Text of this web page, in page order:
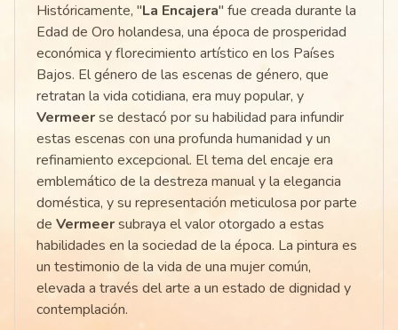
Históricamente, "La Encajera" fue creada durante la
Edad de Oro holandesa, una época de prosperidad
económica y florecimiento artístico en los Países
Bajos. El género de las escenas de género, que
retratan la vida cotidiana, era muy popular, y
Vermeerse destacó por su habilidad para infundir
estas escenas con una profunda humanidad y un
refinamiento excepcional. El tema del encaje era
emblemático de la destreza manual y la elegancia
doméstica, y su representación meticulosa por parte
de Vermeersubraya el valor otorgado a estas
habilidades en la sociedad de la época. La pintura es
un testimonio de la vida de una mujer común,
elevada a través del arte a un estado de dignidad y
contemplación.